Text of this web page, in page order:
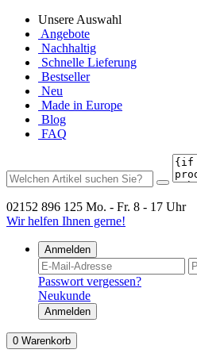
Unsere Auswahl
Angebote
Nachhaltig
Schnelle Lieferung
Bestseller
Neu
Made in Europe
Blog
FAQ
02152 896 125 Mo. - Fr. 8 - 17 Uhr
Wir helfen Ihnen gerne!
Anmelden
Passwort vergessen?
Neukunde
Anmelden
0 Warenkorb